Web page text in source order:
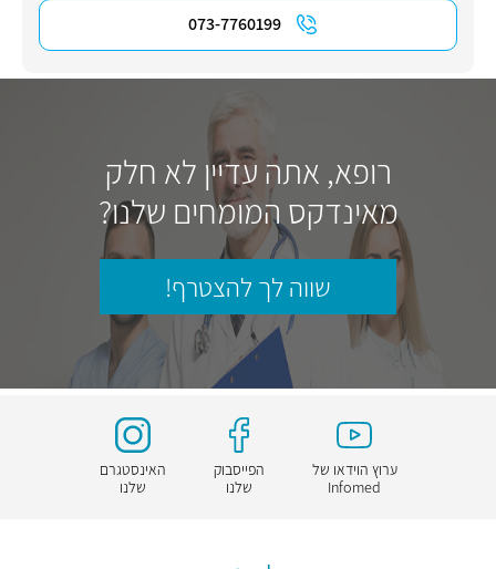
073-7760199
רופא, אתה עדיין לא חלק
מאינדקס המומחים שלנו?
שווה לך להצטרף!
ערוץ הוידאו של
Infomed
הפייסבוק
שלנו
האינסטגרם
שלנו